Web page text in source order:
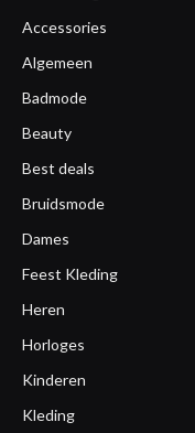
Accessories
Algemeen
Badmode
Beauty
Best deals
Bruidsmode
Dames
Feest Kleding
Heren
Horloges
Kinderen
Kleding